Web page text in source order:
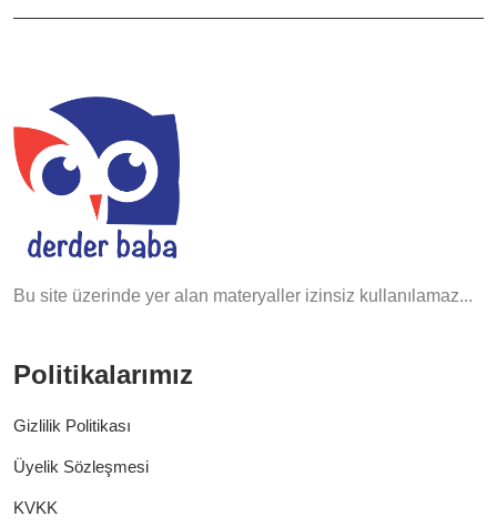
Bu site üzerinde yer alan materyaller izinsiz kullanılamaz...
Politikalarımız
Gizlilik Politikası
Üyelik Sözleşmesi
KVKK